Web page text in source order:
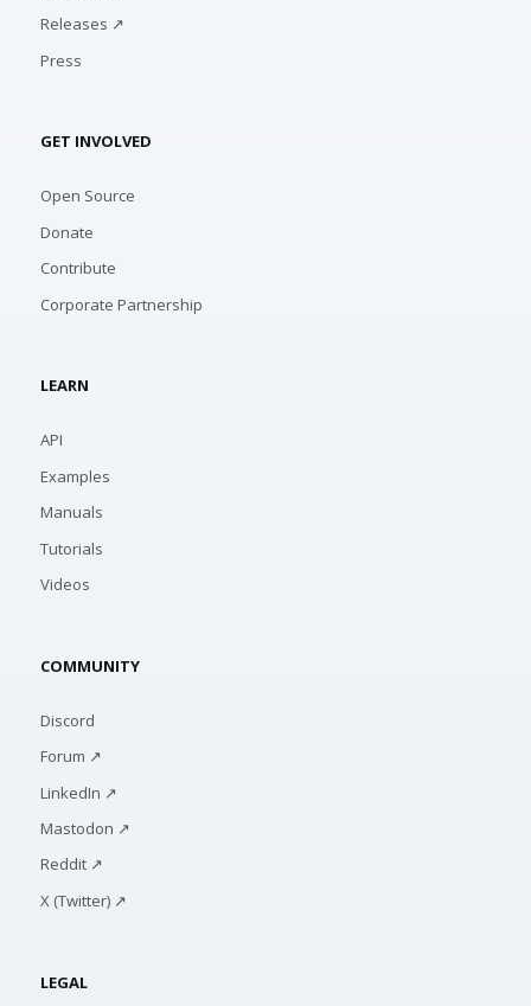
Releases ↗
Press
GET INVOLVED
Open Source
Donate
Contribute
Corporate Partnership
LEARN
API
Examples
Manuals
Tutorials
Videos
COMMUNITY
Discord
Forum ↗
LinkedIn ↗
Mastodon ↗
Reddit ↗
X (Twitter) ↗
LEGAL